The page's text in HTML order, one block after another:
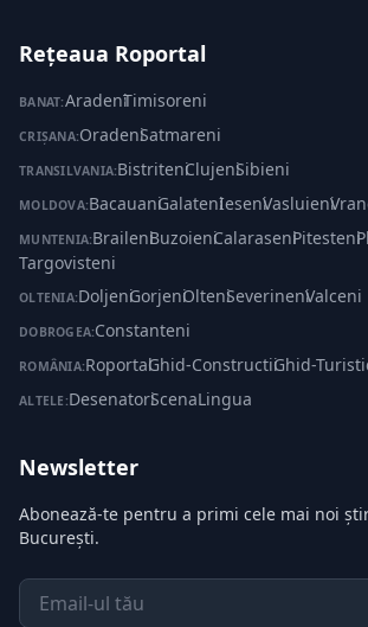
Rețeaua Roportal
BANAT:Aradeni·Timisoreni
CRIȘANA:Oradeni·Satmareni
TRANSILVANIA:Bistriteni·Clujeni·Sibieni
MOLDOVA:Bacauani·Galateni·Ieseni·Vasluieni·
MUNTENIA:Braileni·Buzoieni·Calaraseni·Pitesteni·
Targovisteni
OLTENIA:Doljeni·Gorjeni·Olteni·Severineni·Valceni
DOBROGEA:Constanteni
ROMÂNIA:Roportal·Ghid-Constructii·Ghid-
ALTELE:Desenatori·ScenaLingua
Newsletter
Abonează-te pentru a primi cele mai noi
București.
Email